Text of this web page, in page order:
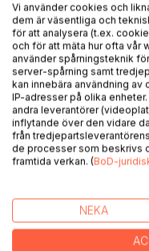
BESKRIVNING
Detta är en utskrift från
innehåller alla mina
Kuosmainen i
föresträdesvis i Trysil
Jag har ofta funderat på
gemensamma anor vi
Vad skulle vi ha hetat
med skogsfinska
Vi använder cookies och
dem är väsentliga och
för att analysera (t.ex.
och för att mäta hur ofta vår
använder spårningsteknik
server-spårning samt
kan innebära användning
IP-adresser på olika
andra leverantörer
inflytande över den vidare
från
de processer som beskrivs
framtida verkan. (BoD-
NEKA